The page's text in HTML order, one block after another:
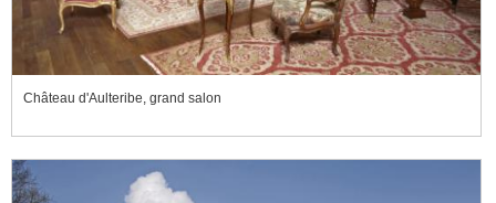
Château d'Aulteribe, grand salon